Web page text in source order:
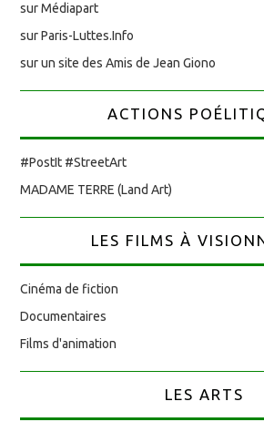
sur Médiapart
sur Paris-Luttes.Info
sur un site des Amis de Jean Giono
ACTIONS
#PostIt #StreetArt
MADAME TERRE (Land Art)
LES FILMS À
Cinéma de fiction
Documentaires
Films d'animation
LES ARTS